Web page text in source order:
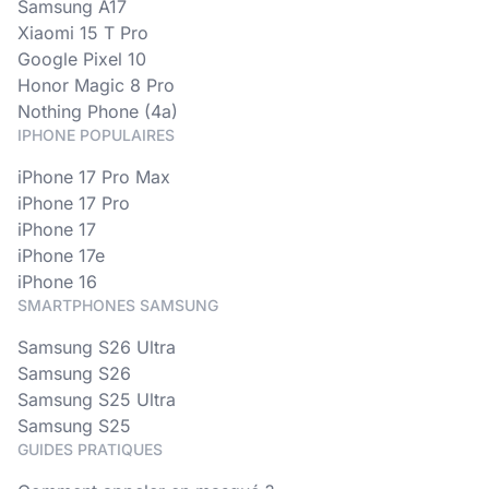
Samsung A17
Xiaomi 15 T Pro
Google Pixel 10
Honor Magic 8 Pro
Nothing Phone (4a)
IPHONE POPULAIRES
iPhone 17 Pro Max
iPhone 17 Pro
iPhone 17
iPhone 17e
iPhone 16
SMARTPHONES SAMSUNG
Samsung S26 Ultra
Samsung S26
Samsung S25 Ultra
Samsung S25
GUIDES PRATIQUES